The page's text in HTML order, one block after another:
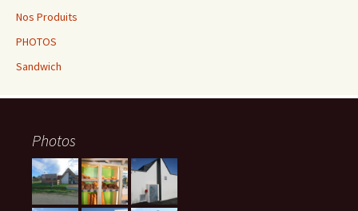
Nos Produits
PHOTOS
Sandwich
Photos